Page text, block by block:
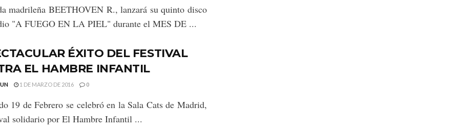
madrileña BEETHOVEN R., lanzará su quinto disco
"A FUEGO EN LA PIEL" durante el MES DE ...
ÉXITO DEL FESTIVAL
EL HAMBRE INFANTIL
1 DE MARZO DE 2016 0
19 de Febrero se celebró en la Sala Cats de Madrid,
solidario por El Hambre Infantil ...